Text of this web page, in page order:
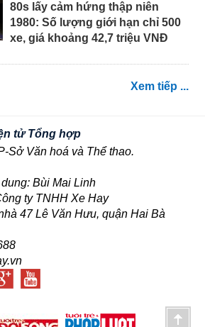
80s lấy cảm hứng thập niên
1980: Số lượng giới hạn chỉ 500
xe, giá khoảng 42,7 triệu VNĐ
Xem tiếp ...
tử Tổng hợp
Sở Văn hoá và Thể thao.
Bùi Mai Linh
ty TNHH Xe Hay
47 Lê Văn Hưu, quận Hai Bà